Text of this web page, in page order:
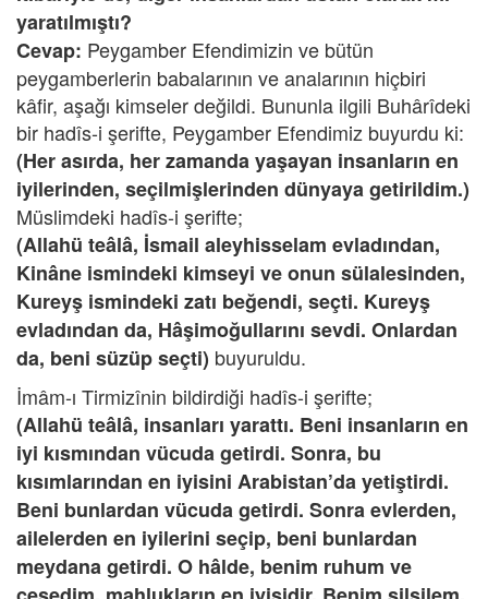
yaratılmıştı?
Cevap: Peygamber Efendimizin ve bütün
peygamberlerin babalarının ve analarının hiçbiri
kâfir, aşağı kimseler değildi. Bununla ilgili Buhârîdeki
bir hadîs-i şerifte, Peygamber Efendimiz buyurdu ki:
(Her asırda, her zamanda yaşayan insanların en
iyilerinden, seçilmişlerinden dünyaya getirildim.)
Müslimdeki hadîs-i şerifte;
(Allahü teâlâ, İsmail aleyhisselam evladından,
Kinâne ismindeki kimseyi ve onun sülalesinden,
Kureyş ismindeki zatı beğendi, seçti. Kureyş
evladından da, Hâşimoğullarını sevdi. Onlardan
da, beni süzüp seçti) buyuruldu.
İmâm-ı Tirmizînin bildirdiği hadîs-i şerifte;
(Allahü teâlâ, insanları yarattı. Beni insanların en
iyi kısmından vücuda getirdi. Sonra, bu
kısımlarından en iyisini Arabistan’da yetiştirdi.
Beni bunlardan vücuda getirdi. Sonra evlerden,
ailelerden en iyilerini seçip, beni bunlardan
meydana getirdi. O hâlde, benim ruhum ve